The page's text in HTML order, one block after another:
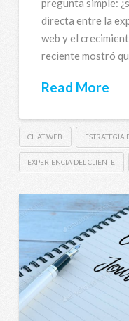
directa entre la
web y el
reciente mostró
Read More
CHAT WEB ESTRATEGIA
EXPERIENCIA DEL CLIENTE